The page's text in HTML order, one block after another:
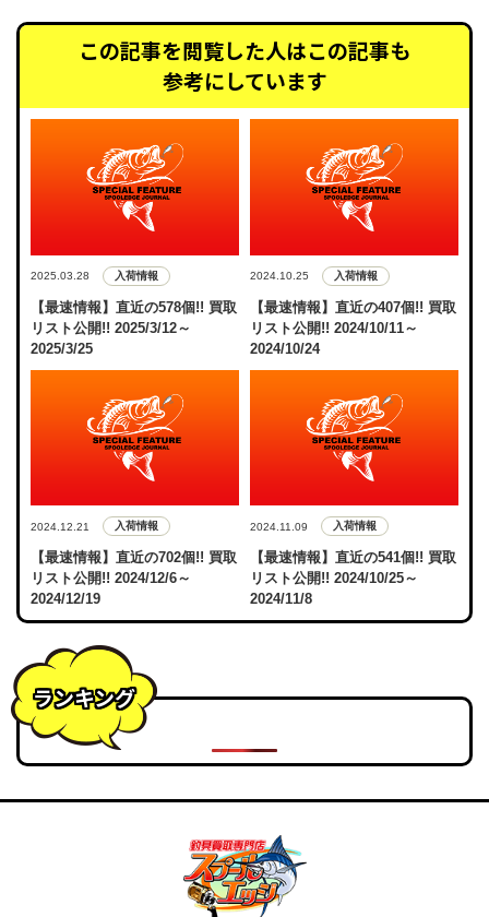
この記事を閲覧した人はこの記事も
参考にしています
2025.03.28 入荷情報
【最速情報】直近の578個!! 買取
リスト公開!! 2025/3/12～
2025/3/25
2024.10.25 入荷情報
【最速情報】直近の407個!! 買取
リスト公開!! 2024/10/11～
2024/10/24
2024.12.21 入荷情報
【最速情報】直近の702個!! 買取
リスト公開!! 2024/12/6～
2024/12/19
2024.11.09 入荷情報
【最速情報】直近の541個!! 買取
リスト公開!! 2024/10/25～
2024/11/8
ランキング